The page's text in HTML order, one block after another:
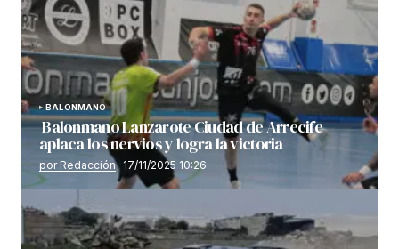
BALONMANO
Balonmano Lanzarote Ciudad de Arrecife
aplaca los nervios y logra la victoria
por Redacción 17/11/2025 10:26